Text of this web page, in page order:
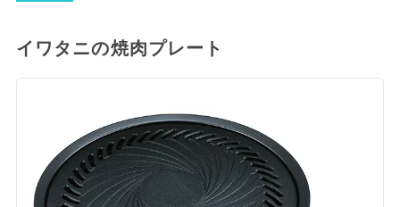
イワタニの焼肉プレート